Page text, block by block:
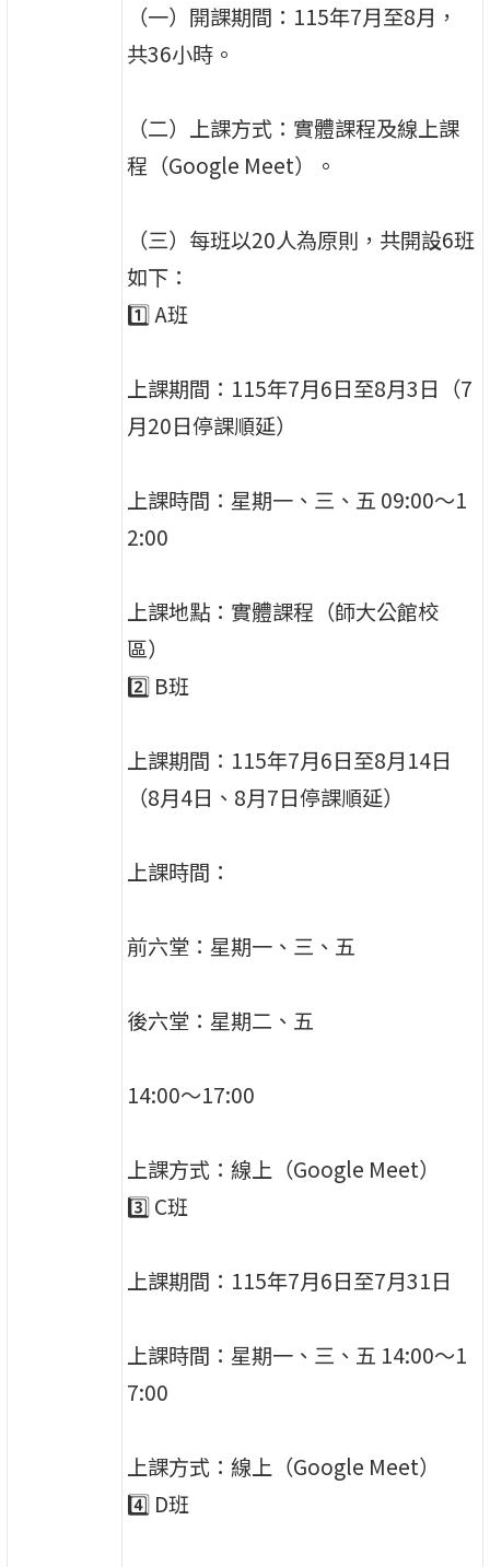
（一）開課期間：115年7月至8月，
共36小時。
（二）上課方式：實體課程及線上課
程（Google Meet）。
（三）每班以20人為原則，共開設6班
如下：
1️⃣ A班
上課期間：115年7月6日至8月3日（7
月20日停課順延）
上課時間：星期一、三、五 09:00～1
2:00
上課地點：實體課程（師大公館校
區）
2️⃣ B班
上課期間：115年7月6日至8月14日
（8月4日、8月7日停課順延）
上課時間：
前六堂：星期一、三、五
後六堂：星期二、五
14:00～17:00
上課方式：線上（Google Meet）
3️⃣ C班
上課期間：115年7月6日至7月31日
上課時間：星期一、三、五 14:00～1
7:00
上課方式：線上（Google Meet）
4️⃣ D班